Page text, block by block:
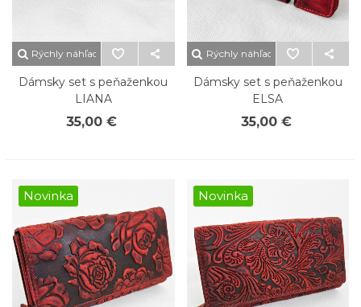
Rýchly náhľad
Dámsky set s peňaženkou
LIANA
35,00 €
Rýchly náhľad
Dámsky set s peňaženkou
ELSA
35,00 €
Novinka Novinka